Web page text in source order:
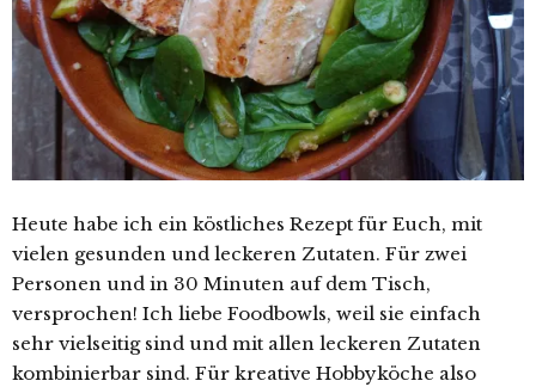
Heute habe ich ein köstliches Rezept für Euch, mit
vielen gesunden und leckeren Zutaten. Für zwei
Personen und in 30 Minuten auf dem Tisch,
versprochen! Ich liebe Foodbowls, weil sie einfach
sehr vielseitig sind und mit allen leckeren Zutaten
kombinierbar sind. Für kreative Hobbyköche also